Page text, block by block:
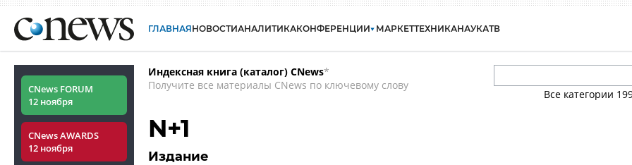
ГЛАВНАЯНОВОСТИАНАЛИТИКАКОНФЕРЕНЦИИ МАРКЕТТЕХНИКАНАУКАТВ
CNews FORUM
12 ноября
CNews AWARDS
12 ноября
Индексная книга (каталог) CNews*
Получите все материалы CNews по ключевому слову
Все категории
N+1
Издание